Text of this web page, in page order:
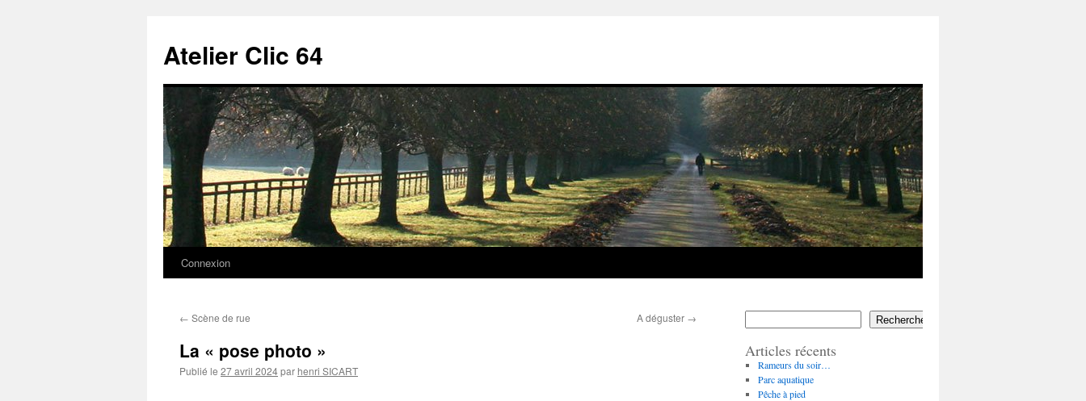
contenu
Atelier Clic 64
Connexion
← Scène de rue A déguster →
La « pose photo »
Publié le 27 avril 2024par henri SICART
Rechercher
Articles récents
Rameurs du soir…
Parc aquatique
Pêche à pied